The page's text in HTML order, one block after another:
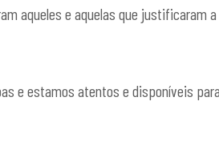
aqueles e aquelas que justificaram
e estamos atentos e disponíveis